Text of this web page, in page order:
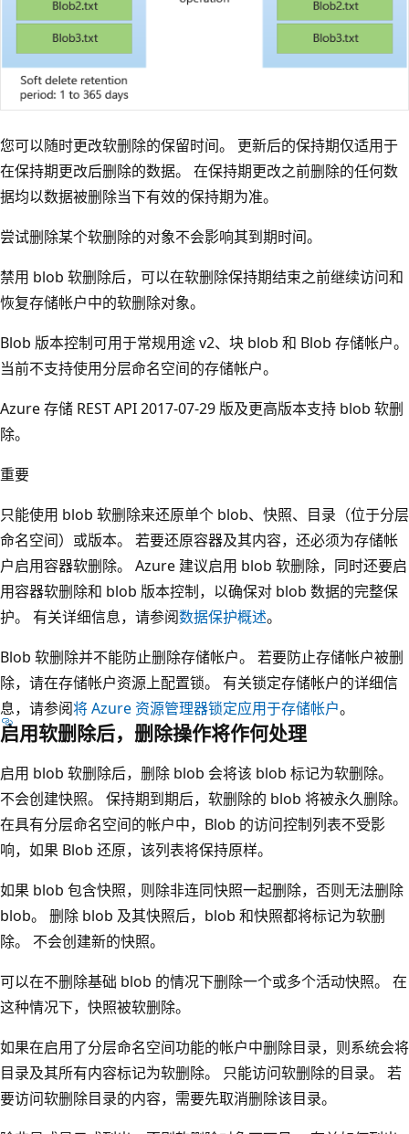
您可以随时更改软删除的保留时间。 更新后的保持期仅适用于
在保持期更改后删除的数据。 在保持期更改之前删除的任何数
据均以数据被删除当下有效的保持期为准。
尝试删除某个软删除的对象不会影响其到期时间。
禁用 blob 软删除后，可以在软删除保持期结束之前继续访问和
恢复存储帐户中的软删除对象。
Blob 版本控制可用于常规用途 v2、块 blob 和 Blob 存储帐户。
当前不支持使用分层命名空间的存储帐户。
Azure 存储 REST API 2017-07-29 版及更高版本支持 blob 软删
除。
重要
只能使用 blob 软删除来还原单个 blob、快照、目录（位于分层
命名空间）或版本。 若要还原容器及其内容，还必须为存储帐
户启用容器软删除。 Azure 建议启用 blob 软删除，同时还要启
用容器软删除和 blob 版本控制，以确保对 blob 数据的完整保
护。 有关详细信息，请参阅数据保护概述。
Blob 软删除并不能防止删除存储帐户。 若要防止存储帐户被删
除，请在存储帐户资源上配置锁。 有关锁定存储帐户的详细信
息，请参阅将 Azure 资源管理器锁定应用于存储帐户。
启用软删除后，删除操作将作何处理
启用 blob 软删除后，删除 blob 会将该 blob 标记为软删除。
不会创建快照。 保持期到期后，软删除的 blob 将被永久删除。
在具有分层命名空间的帐户中，Blob 的访问控制列表不受影
响，如果 Blob 还原，该列表将保持原样。
如果 blob 包含快照，则除非连同快照一起删除，否则无法删除
blob。 删除 blob 及其快照后，blob 和快照都将标记为软删
除。 不会创建新的快照。
可以在不删除基础 blob 的情况下删除一个或多个活动快照。 在
这种情况下，快照被软删除。
如果在启用了分层命名空间功能的帐户中删除目录，则系统会将
目录及其所有内容标记为软删除。 只能访问软删除的目录。 若
要访问软删除目录的内容，需要先取消删除该目录。